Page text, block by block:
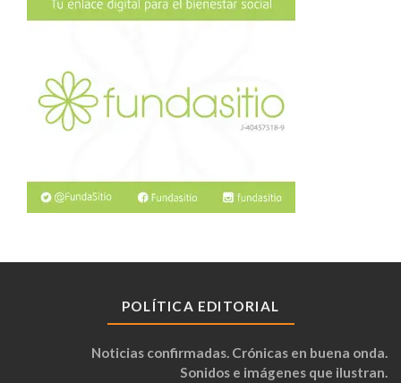
POLÍTICA EDITORIAL
Noticias confirmadas. Crónicas en buena onda.
Sonidos e imágenes que ilustran.